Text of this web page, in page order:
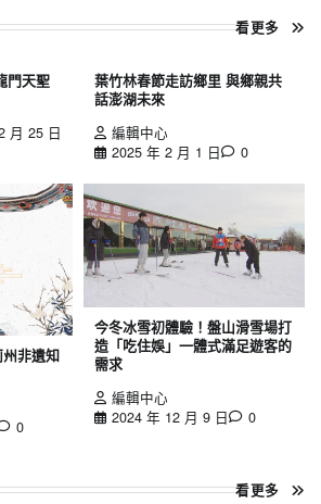
看更多
門天聖
月 25 日
葉竹林春節走訪鄉里 與鄉親共
話澎湖未來
編輯中心
2025 年 2 月 1 日
0
非遺知
0
今冬冰雪初體驗！盤山滑雪場打
造「吃住娛」一體式滿足遊客的
需求
編輯中心
2024 年 12 月 9 日
0
看更多